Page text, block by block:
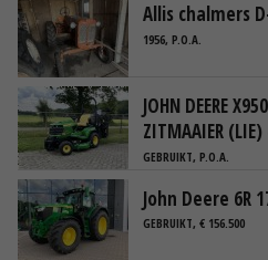
Allis chalmers
1956, P.O.A.
JOHN DEERE
ZITMAAIER
GEBRUIKT, P.O.A.
John Deere 6R
GEBRUIKT, € 156.500